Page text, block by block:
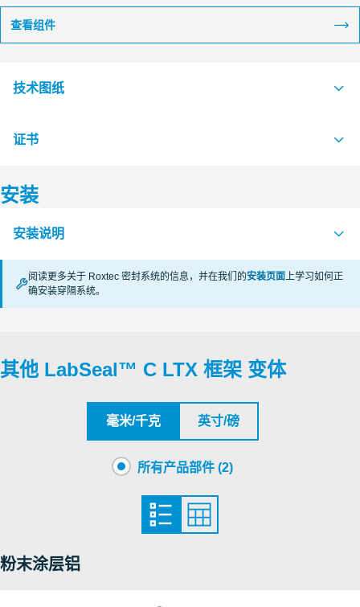
查看组件
技术图纸
S1610073 LABSEAL C LTX FRAME CONFIGURATIONS
证书
认证机构
Fraunhofer IPA
Fraunhofer IPA
安装
安装说明
Roxtec LabSeal C LTX (en)
阅读更多关于 Roxtec 密封系统的信息，并在我们的安装页面上学习如何正
确安装穿隔系统。
其他 LabSeal™ C LTX 框架 变体
毫米/千克 英寸/磅
所有产品部件 (2)
粉末涂层铝